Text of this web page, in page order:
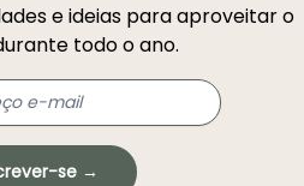
e ideias para aproveitar o
todo o ano.
se →